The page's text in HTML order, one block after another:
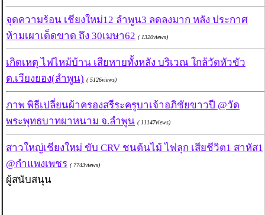
จุดความร้อน เชียงใหม่12 ลำพูน3 ลดลงมาก หลัง ประกาศ
ห้ามเผาเด็ดขาด ถึง 30เมษา62 ( 1320views)
เกิดเหตุ ไฟไหม้บ้าน เสียหายทั้งหลัง บริเวณ ใกล้วัดหัวขัว
ต.เวียงยอง(ลำพูน) ( 5126views)
ภาพ พิธีเปลี่ยนผ้าครองสรีระครูบาเจ้าอภิชัยขาวปี @วัด
พระพุทธบาทผาหนาม จ.ลำพูน ( 11147views)
สาวใหญ่เชียงใหม่ ขับ CRV ชนต้นไม้ ไฟลุก เสียชีวิต1 สาหัส1
@กำแพงเพชร ( 7743views)
ผู้สนับสนุน